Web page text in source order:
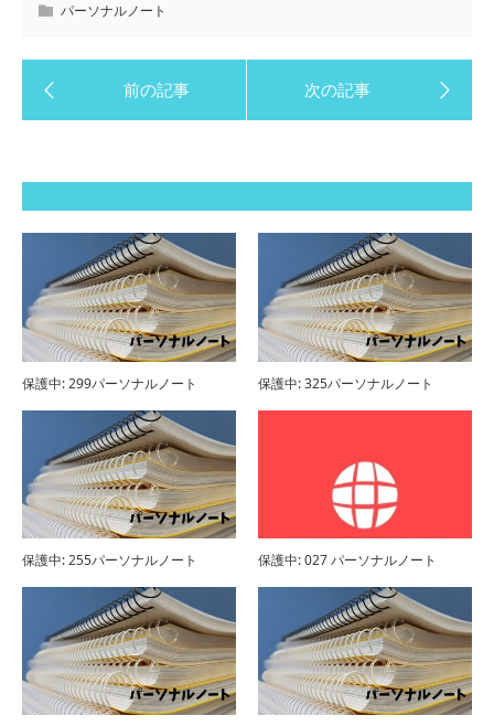
パーソナルノート
保護中: 299パーソナルノート 保護中: 325パーソナルノート
保護中: 255パーソナルノート 保護中: 027 パーソナルノート